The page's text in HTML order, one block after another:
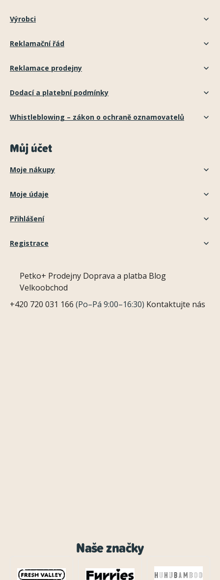
Výrobci
Reklamační řád
Reklamace prodejny
Dodací a platební podmínky
Whistleblowing – zákon o ochraně oznamovatelů
Můj účet
Moje nákupy
Moje údaje
Přihlášení
Registrace
Petko+ Prodejny Doprava a platba Blog
Velkoobchod
+420 720 031 166 (Po–Pá 9:00–16:30) Kontaktujte nás
Naše značky